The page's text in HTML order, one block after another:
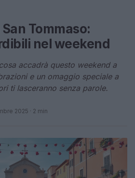
Tommaso:
nel weekend
accadrà questo weekend a
e un omaggio speciale a
ti lasceranno senza parole.
2025 · 2 min